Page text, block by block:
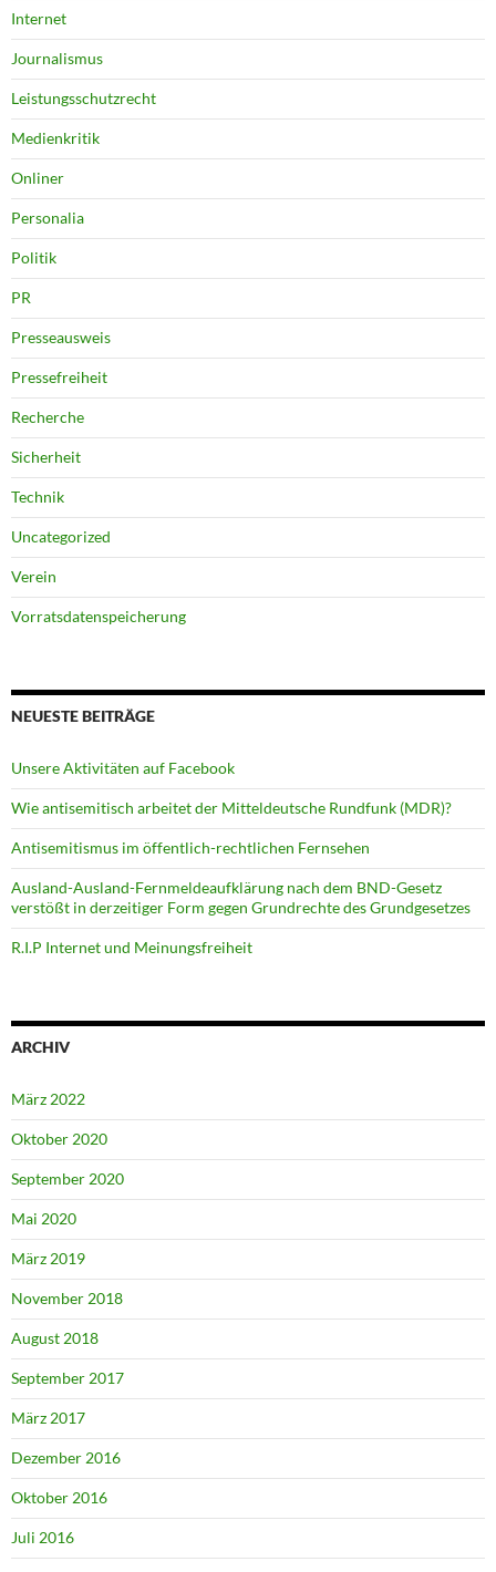
Internet
Journalismus
Leistungsschutzrecht
Medienkritik
Onliner
Personalia
Politik
PR
Presseausweis
Pressefreiheit
Recherche
Sicherheit
Technik
Uncategorized
Verein
Vorratsdatenspeicherung
NEUESTE BEITRÄGE
Unsere Aktivitäten auf Facebook
Wie antisemitisch arbeitet der Mitteldeutsche Rundfunk (MDR)?
Antisemitismus im öffentlich-rechtlichen Fernsehen
Ausland-Ausland-Fernmeldeaufklärung nach dem BND-Gesetz
verstößt in derzeitiger Form gegen Grundrechte des Grundgesetzes
R.I.P Internet und Meinungsfreiheit
ARCHIV
März 2022
Oktober 2020
September 2020
Mai 2020
März 2019
November 2018
August 2018
September 2017
März 2017
Dezember 2016
Oktober 2016
Juli 2016